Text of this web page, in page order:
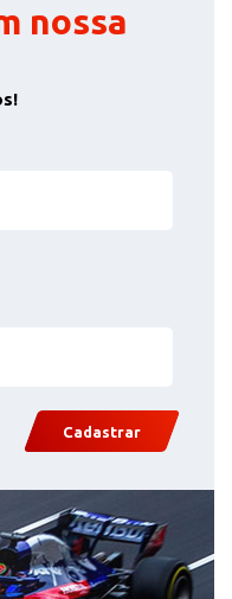
nossa
Cadastrar